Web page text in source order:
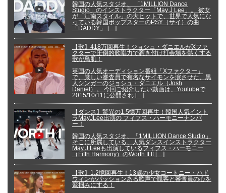
韓国の人気スタジオ、 「1MILLION Dance
Studio」のインストラクター「May J Lee」。 彼女
が「江南スタイル」の大ヒットで、世界で人気にな
っている韓国ポップスターのPSY（サイ）の曲
「DADDY」 […]
【歌】418万回再生！ジョシュ・ダニエルがXファ
クターで圧倒的歌唱力で惹き付け打会場を熱くする
歌が鳥肌！
英国の人気オーディション番組「Xファクター」
で、厳しい審査員で有名なサイモンを涙させた、黒
人シンガーのジョシュ・ダニエル（Josh
Daniel）。 今回ご紹介したい動画は、Youtubeで
2015/10/11に公開され […]
【ダンス】驚異の1.5憶万回再生！韓国人気イント
ラMayJLee出演の フィフス・ハーモニーナンバ
ー！
韓国の人気スタジオ、「1MILLION Dance Studio」
そこに所属している、人気ダンスインストラクター
May J Leeも出演しているフィフス・ハーモニー
（Fifth Harmony）のWorth It ft […]
【歌】1.2憶回再生！13歳の少女コートニー・ハド
ウィンがパッションある歌声で観客と審査員の心を
鷲掴みにする！